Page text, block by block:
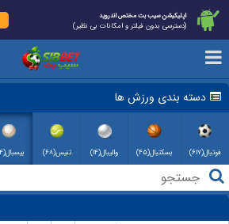
اپلیکیشن سیب بت مختص اندروید
(دسترسی بدون فیلتر و امکانات بی نظیر)
دسته بندی ورزش ها
فوتبال(۶۱۷) بسکتبال(۴۵) والیبال(۱۴) تنیس(۶۸) بیسبال(۲۴)